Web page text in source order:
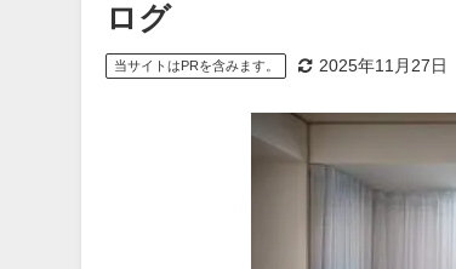
ログ
当サイトはPRを含みます。 2025年11月27日